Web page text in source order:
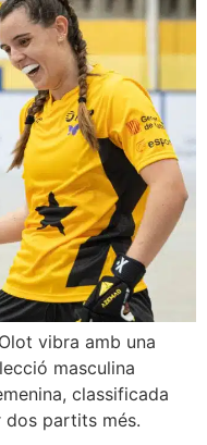
vibra amb una
masculina
classificada
dos partits més.